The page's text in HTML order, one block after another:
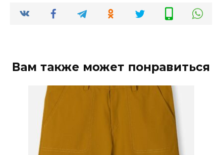
Вам также может понравиться